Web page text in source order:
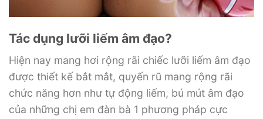
Tác dụng lưỡi liếm âm đạo?
Hiện nay mang hơi rộng rãi chiếc lưỡi liếm âm đạo
được thiết kế bắt mắt, quyến rũ mang rộng rãi
chức năng hơn như tự động liếm, bú mút âm đạo
của những chị em đàn bà 1 phương pháp cực